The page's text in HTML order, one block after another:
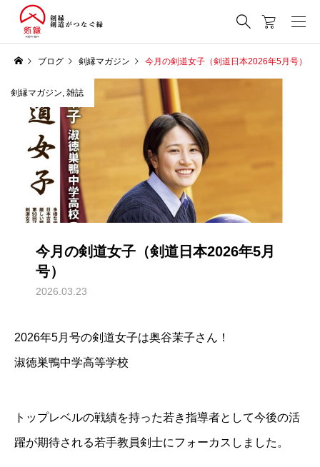
ブログ 剣縁マガジン 今月の剣道女子（剣道日本2026年5月号）
剣縁マガジン, 雑誌
今月の剣道女子（剣道日本2026年5月
号）
2026.03.23
2026年5月号の剣道女子は奥谷茉子さん！
淑徳巣鴨中学高等学校
トップレベルの戦績を持った若き指導者として今後の活
躍が期待される若手教員剣士にフォーカスしました。